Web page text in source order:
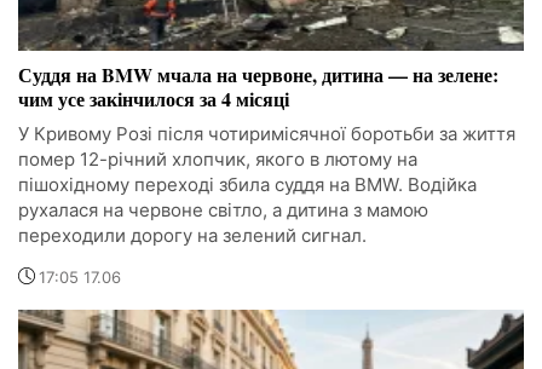
Суддя на BMW мчала на червоне, дитина — на зелене:
чим усе закінчилося за 4 місяці
У Кривому Розі після чотиримісячної боротьби за життя
помер 12-річний хлопчик, якого в лютому на
пішохідному переході збила суддя на BMW. Водійка
рухалася на червоне світло, а дитина з мамою
переходили дорогу на зелений сигнал.
17:05 17.06